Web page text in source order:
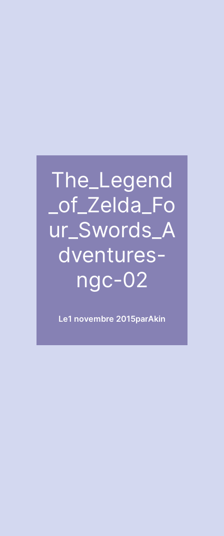
The_Legend
_of_Zelda_Fo
ur_Swords_A
dventures-
ngc-02
Le1 novembre 2015parAkin